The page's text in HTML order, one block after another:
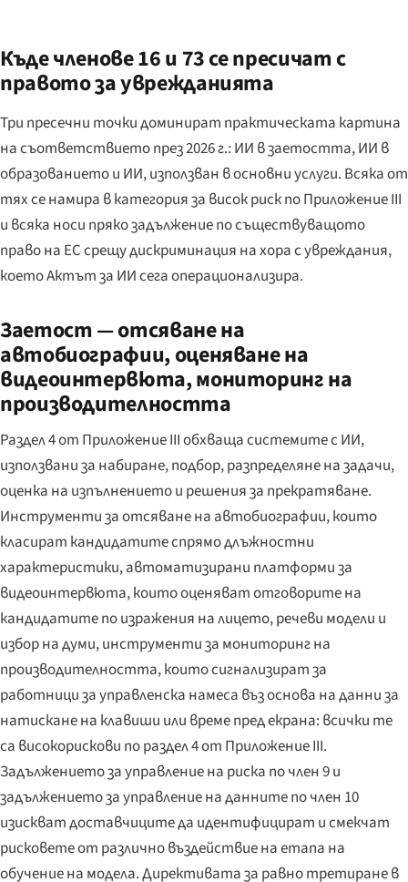
Къде членове 16 и 73 се пресичат с
правото за уврежданията
Три пресечни точки доминират практическата картина
на съответствието през 2026 г.: ИИ в заетостта, ИИ в
образованието и ИИ, използван в основни услуги. Всяка от
тях се намира в категория за висок риск по Приложение III
и всяка носи пряко задължение по съществуващото
право на ЕС срещу дискриминация на хора с увреждания,
което Актът за ИИ сега операционализира.
Заетост — отсяване на
автобиографии, оценяване на
видеоинтервюта, мониторинг на
производителността
Раздел 4 от Приложение III обхваща системите с ИИ,
използвани за набиране, подбор, разпределяне на задачи,
оценка на изпълнението и решения за прекратяване.
Инструменти за отсяване на автобиографии, които
класират кандидатите спрямо длъжностни
характеристики, автоматизирани платформи за
видеоинтервюта, които оценяват отговорите на
кандидатите по изражения на лицето, речеви модели и
избор на думи, инструменти за мониторинг на
производителността, които сигнализират за
работници за управленска намеса въз основа на данни за
натискане на клавиши или време пред екрана: всички те
са високорискови по раздел 4 от Приложение III.
Задължението за управление на риска по член 9 и
задължението за управление на данните по член 10
изискват доставчиците да идентифицират и смекчат
рисковете от различно въздействие на етапа на
обучение на модела. Директивата за равно третиране в